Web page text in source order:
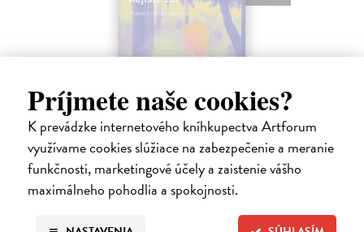
Príjmete naše cookies?
K prevádzke internetového kníhkupectva Artforum
využívame cookies slúžiace na zabezpečenie a meranie
funkčnosti, marketingové účely a zaistenie vášho
maximálneho pohodlia a spokojnosti.
Město a jeho nejisté zdi
Murakami Haruki| Kniha
Ty jsi to byla, kdo mi vyprávěl o tom městě. Město a jeho nejisté zdi –
dlouho očekávaný román Harukiho Murakamiho volně navazuje na